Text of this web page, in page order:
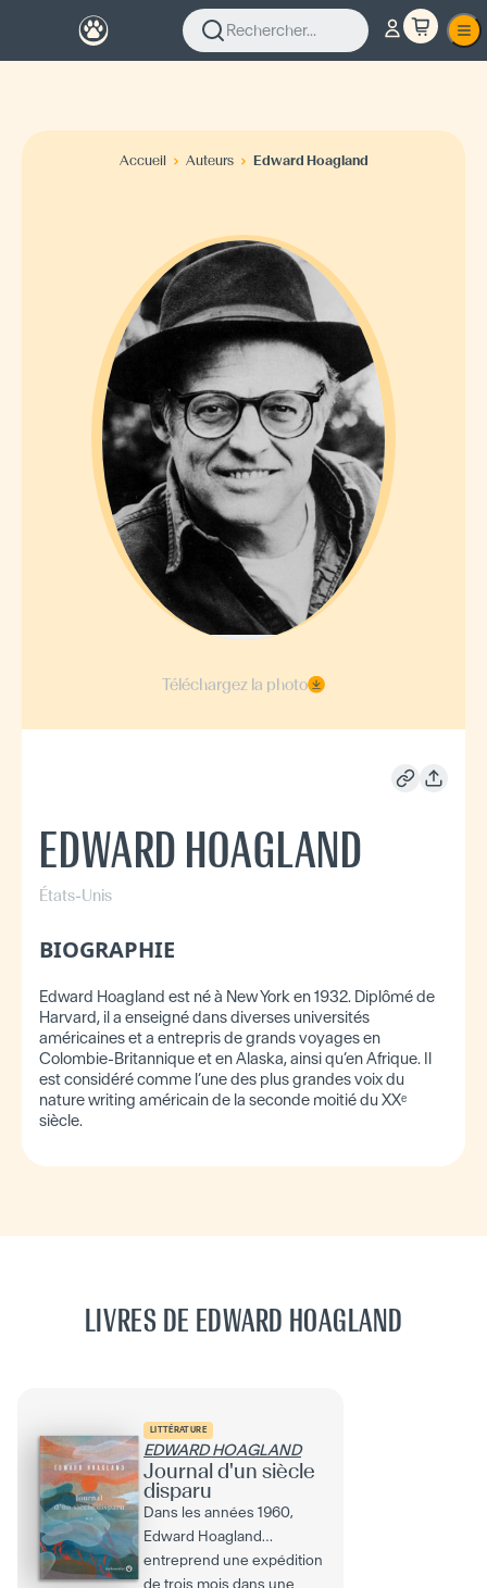
Rechercher...
Accueil Auteurs Edward Hoagland
Téléchargez la photo
EDWARD HOAGLAND
États-Unis
BIOGRAPHIE
Edward Hoagland est né à New York en 1932. Diplômé de
Harvard, il a enseigné dans diverses universités
américaines et a entrepris de grands voyages en
Colombie-Britannique et en Alaska, ainsi qu’en Afrique. Il
est considéré comme l’une des plus grandes voix du
nature writing américain de la seconde moitié du XXᵉ
siècle.
LIVRES DE EDWARD HOAGLAND
LITTÉRATURE
EDWARD HOAGLAND
Journal d'un siècle
disparu
Dans les années 1960,
Edward Hoagland
entreprend une expédition